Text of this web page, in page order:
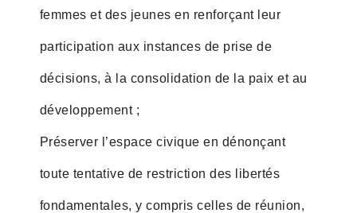
femmes et des jeunes en renforçant leur
participation aux instances de prise de
décisions, à la consolidation de la paix et au
développement ;
Préserver l’espace civique en dénonçant
toute tentative de restriction des libertés
fondamentales, y compris celles de réunion,